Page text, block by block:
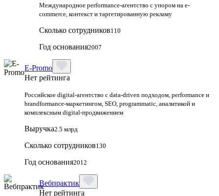
Международное performance-агентство с упором на e-
commerce, контекст и таргетированную рекламу
Сколько сотрудников110
Год основания2007
E-Promo
Нет рейтинга
Российское digital-агентство с data-driven подходом, performance и
brandformance-маркетингом, SEO, programmatic, аналитикой и
комплексным digital-продвижением
Выручка2.5 млрд
Сколько сотрудников130
Год основания2012
Вебпрактик
Нет рейтинга